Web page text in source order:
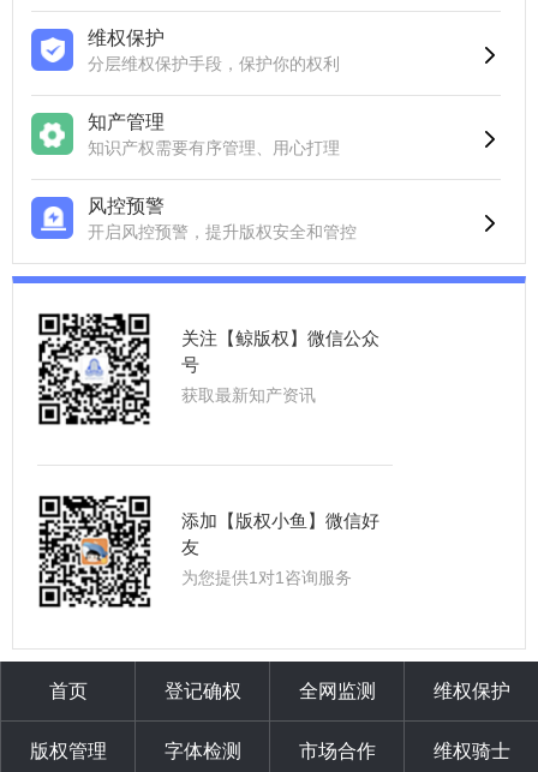
维权保护
分层维权保护手段，保护你的权利
知产管理
知识产权需要有序管理、用心打理
风控预警
开启风控预警，提升版权安全和管控
关注【鲸版权】微信公众
号
获取最新知产资讯
添加【版权小鱼】微信好
友
为您提供1对1咨询服务
首页 登记确权 全网监测 维权保护
版权管理 字体检测 市场合作 维权骑士